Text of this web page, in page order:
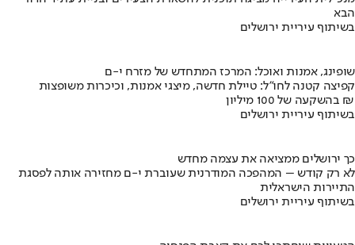
הבא
בשיתוף עיריית ירושלים
שופינג, אמנות ואוכל: המרכז המתחדש של מזרח י-ם
קפיצה קטנה לחו"ל: טיילת חדשה, מיצגי אמנות, וכיכרות משופצות
בהשקעה של 100 מיליון ₪
בשיתוף עיריית ירושלים
כך ירושלים ממציאה את עצמה מחדש
לא רק קודש – המהפכה המודרנית שעוברת י-ם מחזירה אותה לפסגת
התיירות הישראלית
בשיתוף עיריית ירושלים